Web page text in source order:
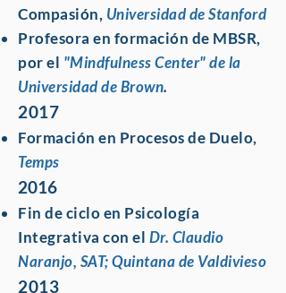
Compasión, Universidad de Stanford
Profesora en formación de MBSR,
por el "Mindfulness Center" de la
Universidad de Brown.
2017
Formación en Procesos de Duelo,
Temps
2016
Fin de ciclo en Psicología
Integrativa con el Dr. Claudio
Naranjo, SAT; Quintana de Valdivieso
2013